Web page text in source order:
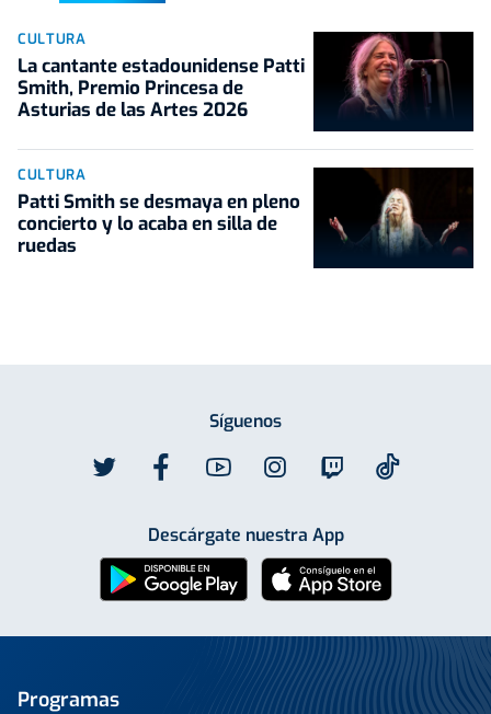
CULTURA
La cantante estadounidense Patti
Smith, Premio Princesa de
Asturias de las Artes 2026
CULTURA
Patti Smith se desmaya en pleno
concierto y lo acaba en silla de
ruedas
Síguenos
Descárgate nuestra App
Programas